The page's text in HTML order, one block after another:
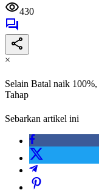
430
×
Selain Batal naik
Tahap
Sebarkan artikel ini